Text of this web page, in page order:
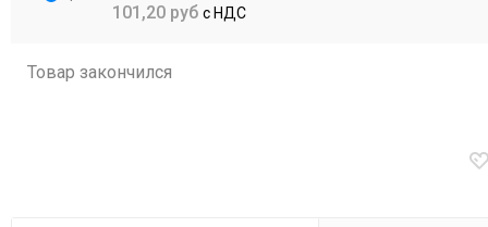
101,20 руб с НДС
Товар закончился